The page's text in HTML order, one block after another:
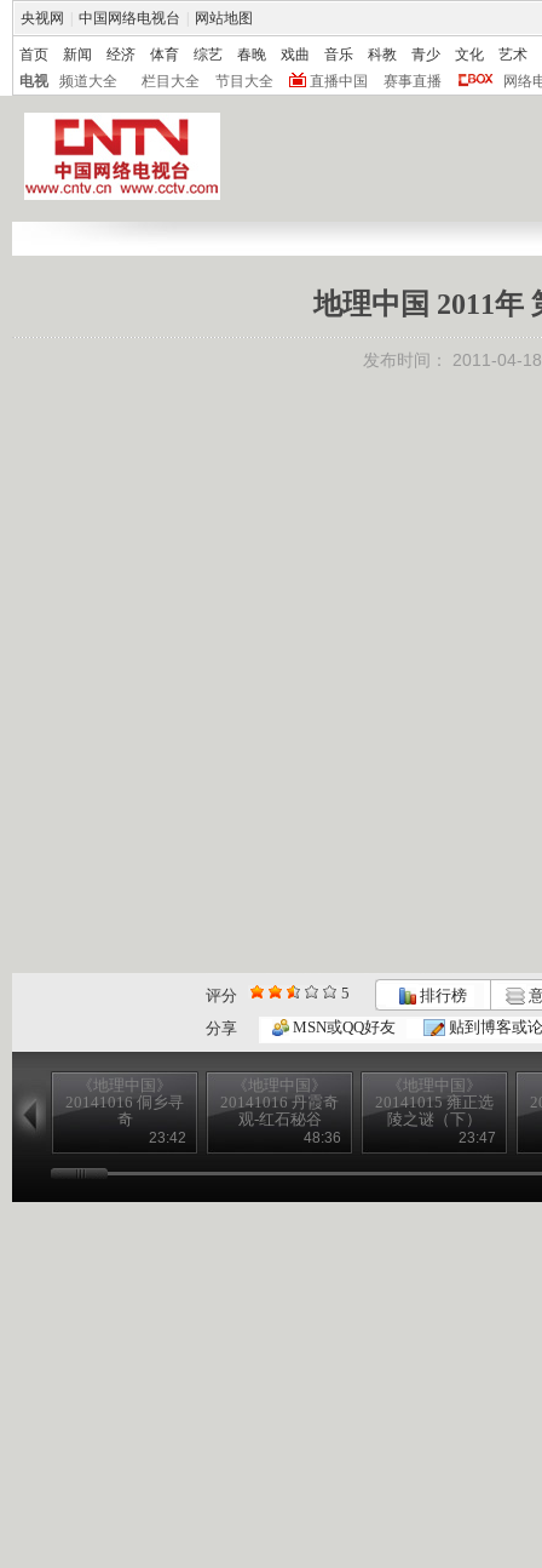
央视网 中国网络电视台 网站地图
首页 新闻 经济 体育 综艺 春晚 戏曲 音乐 科教 青少 文化
艺术
电视
频道大全 栏目大全 节目大全 直播中国 赛事直播 网络
地理中国 2011年
发布时间： 2011-04-
评分 5 排行榜
分享
MSN或QQ好友 贴到博客或
《地理中国》
20141016 侗乡寻
奇
23:42
《地理中国》
20141016 丹霞奇
观-红石秘谷
48:36
《地理中国》
20141015 雍正选
陵之谜（下）
23:47